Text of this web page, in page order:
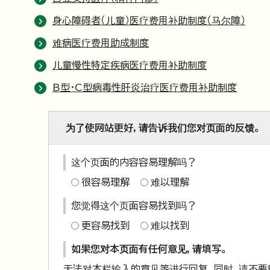
身心障碍者（儿童）医疗费用补助制度（马尔障）
难病医疗费用助成制度
儿童慢性特定疾病医疗费用补助制度
B型・C型病毒性肝炎治疗医疗费用补助制度
为了使网站更好，请告诉我们您对页面的反馈。
这个页面的内容容易理解吗？
很容易理解 难以理解
您觉得这个页面容易找到吗？
更容易找到 难以找到
如果您对本页面有任何意见，请填写。